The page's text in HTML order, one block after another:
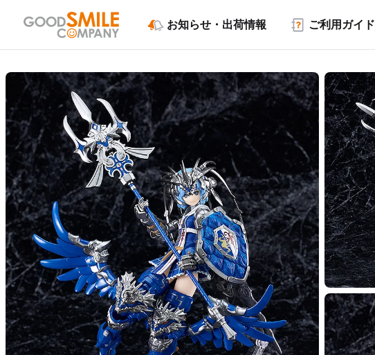
お知らせ・出荷情報 ご利用ガイド